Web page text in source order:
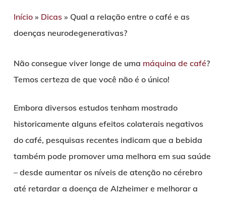
Início» Dicas» Qual a relação entre o café e as
doenças neurodegenerativas?
Não consegue viver longe de uma máquina de café?
Temos certeza de que você não é o único!
Embora diversos estudos tenham mostrado
historicamente alguns efeitos colaterais negativos
do café, pesquisas recentes indicam que a bebida
também pode promover uma melhora em sua saúde
– desde aumentar os níveis de atenção no cérebro
até retardar a doença de Alzheimer e melhorar a